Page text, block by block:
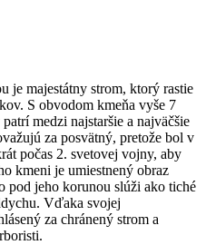
je majestátny strom, ktorý rastie
S obvodom kmeňa vyše 7
medzi najstaršie a najväčšie
za posvätný, pretože bol v
počas 2. svetovej vojny, aby
kmeni je umiestnený obraz
pod jeho korunou slúži ako tiché
Vďaka svojej
za chránený strom a